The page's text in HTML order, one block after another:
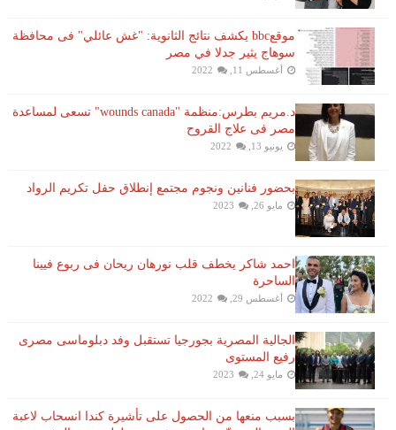
موقعbbc يكشف نتائج الثانوية: "غش عائلي" فى محافظة
سوهاج يثير جدلا في مصر
أغسطس 11, 2022
د.مريم بطرس:منظمة "wounds canada" تسعى لمساعدة
مصر فى علاج القروح
يونيو 13, 2022
بحضور فنانين ونجوم مجتمع إنطلاق حفل تكريم الرواد
مايو 26, 2023
احمد شاكر يخطف قلب نورهان ريحان فى ربوع فيينا
الساحرة
أغسطس 29, 2022
الجالية المصرية بجورجيا تستقبل وفد دبلوماسى مصرى
رفيع المستوى
مايو 24, 2023
بسبب منعها من الحصول على تأشيرة كندا انسحاب لاعبة ​